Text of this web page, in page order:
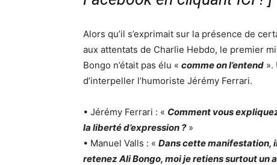
Alors qu’il s’exprimait sur la présence de
aux attentats de Charlie Hebdo, le premier
Bongo n’était pas élu « comme on l’entend ».
d’interpeller l’humoriste Jérémy Ferrari.
• Jérémy Ferrari : « Comment vous
la liberté d’expression ? »
• Manuel Valls : « Dans cette manifestation,
retenez Ali Bongo, moi je retiens surtout un